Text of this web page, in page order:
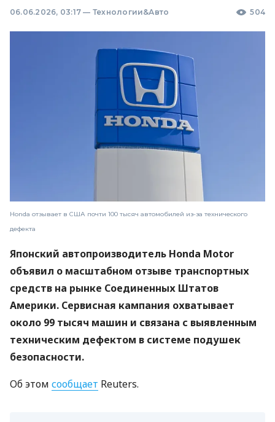
06.06.2026, 03:17 — Технологии&Авто 504
Honda отзывает в США почти 100 тысяч автомобилей из-за технического
дефекта
Японский автопроизводитель Honda Motor
объявил о масштабном отзыве транспортных
средств на рынке Соединенных Штатов
Америки. Сервисная кампания охватывает
около 99 тысяч машин и связана с выявленным
техническим дефектом в системе подушек
безопасности.
Об этом сообщает Reuters.